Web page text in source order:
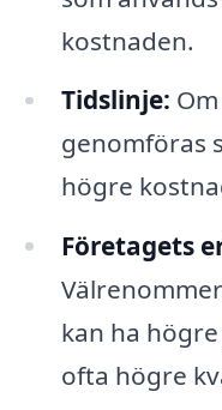
kostnaden.
Tidslinje:
genomföras
högre
Företagets
kan ha
ofta högre